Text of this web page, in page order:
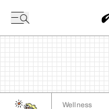
Wellness